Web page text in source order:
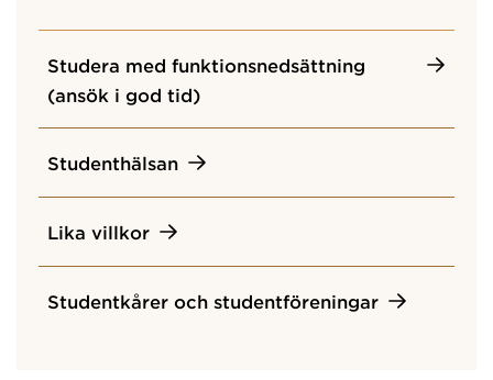
Studera med funktionsnedsättning
(ansök i god tid)
Studenthälsan
Lika villkor
Studentkårer och studentföreningar